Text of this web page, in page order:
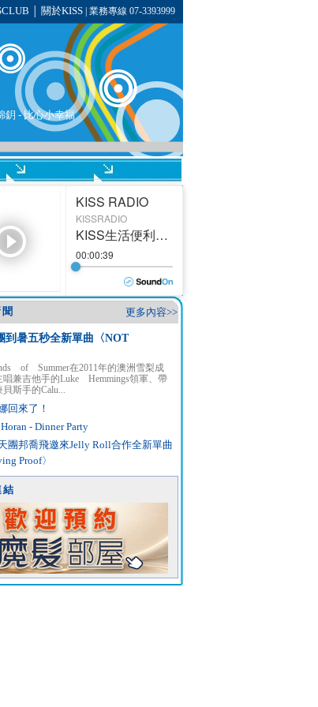
關於KISS| 業務專線 07-3393999
鈅 - 比心小幸福
更多內容>>
到暑五秒全新單曲〈NOT
of Summer在2011年的澳洲雪梨成
唱兼吉他手的Luke Hemmings領軍、帶
斯手的Calu...
回來了！
- Dinner Party
團邦喬飛邀來Jelly Roll合作全新單曲
Proof〉
結